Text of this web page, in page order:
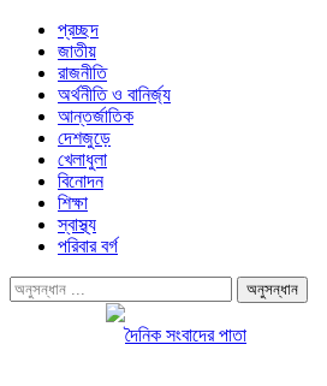
প্রচ্ছদ
জাতীয়
রাজনীতি
অর্থনীতি ও বানির্জ্য
আন্তর্জাতিক
দেশজুড়ে
খেলাধুলা
বিনোদন
শিক্ষা
স্বাস্থ্য
পরিবার বর্গ